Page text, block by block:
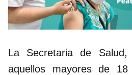
La Secretaria de
aquellos mayores de